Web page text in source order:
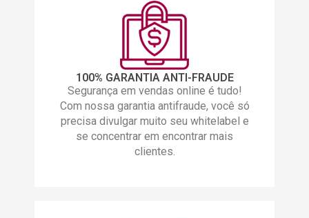
100% GARANTIA ANTI-FRAUDE
Segurança em vendas online é tudo!
Com nossa garantia antifraude, você só
precisa divulgar muito seu whitelabel e
se concentrar em encontrar mais
clientes.